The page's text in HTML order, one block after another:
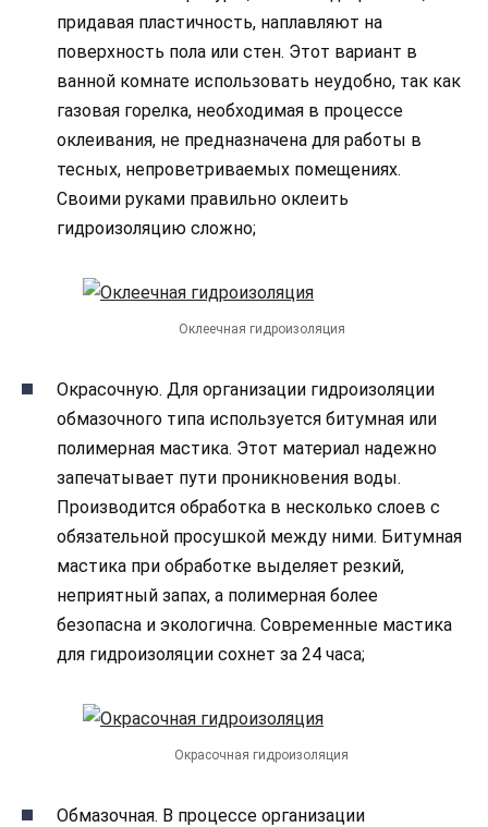
придавая пластичность, наплавляют на
поверхность пола или стен. Этот вариант в
ванной комнате использовать неудобно, так как
газовая горелка, необходимая в процессе
оклеивания, не предназначена для работы в
тесных, непроветриваемых помещениях.
Своими руками правильно оклеить
гидроизоляцию сложно;
Оклеечная гидроизоляция
Окрасочную. Для организации гидроизоляции
обмазочного типа используется битумная или
полимерная мастика. Этот материал надежно
запечатывает пути проникновения воды.
Производится обработка в несколько слоев с
обязательной просушкой между ними. Битумная
мастика при обработке выделяет резкий,
неприятный запах, а полимерная более
безопасна и экологична. Современные мастика
для гидроизоляции сохнет за 24 часа;
Окрасочная гидроизоляция
Обмазочная. В процессе организации